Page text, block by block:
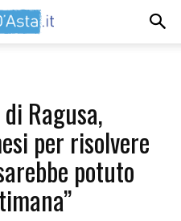
Ragusa,
per risolvere
potuto